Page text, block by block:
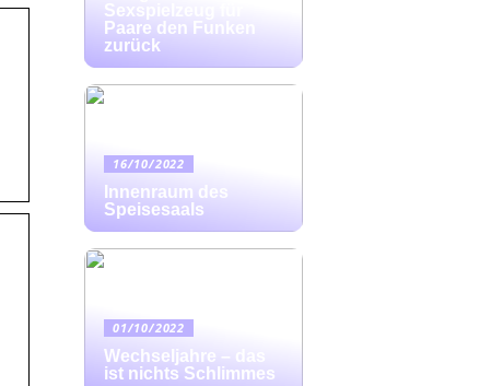
Sexspielzeug für
Paare den Funken
zurück
16/10/2022
Innenraum des
Speisesaals
01/10/2022
Wechseljahre – das
ist nichts Schlimmes